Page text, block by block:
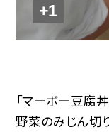
+1
「マーボー豆腐丼
野菜のみじん切